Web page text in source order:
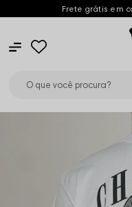
Frete grátis em